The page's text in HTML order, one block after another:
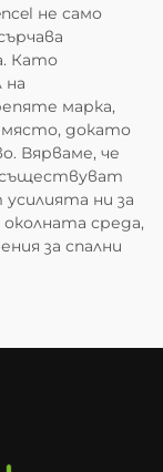
не само
Като
на
марка,
докато
Вярваме, че
ни за
среда,
за спални